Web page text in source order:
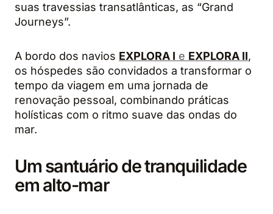
suas travessias transatlânticas, as “Grand
Journeys”.
A bordo dos navios EXPLORA I e EXPLORA II,
os hóspedes são convidados a transformar o
tempo da viagem em uma jornada de
renovação pessoal, combinando práticas
holísticas com o ritmo suave das ondas do
mar.
Um santuário de tranquilidade
em alto-mar